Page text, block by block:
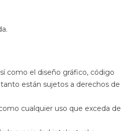
como el diseño gráfico, código
están sujetos a derechos de
cualquier uso que exceda de